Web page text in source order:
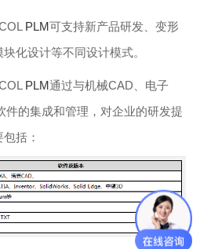
PLM可支持新产品研发、变形
化设计等不同设计模式。
PLM通过与机械CAD、电子
件的集成和管理，对企业的研发提
括：